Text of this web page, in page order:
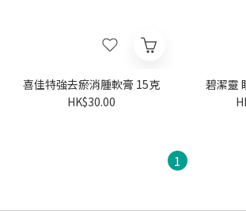
喜佳特強去瘀消腫軟膏 15克
HK$30.00
碧潔靈
1